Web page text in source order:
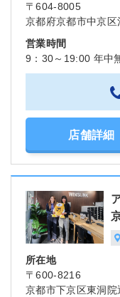
〒604-8005
京都府京都市中京
営業時間
9：30～19:00 年中
店舗詳細
所在地
〒600-8216
京都市下京区東洞